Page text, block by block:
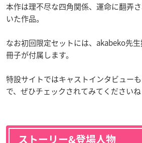
本作は理不尽な四角関係、運命に翻弄
いた作品。
なお初回限定セットには、akabeko先
冊子が付属します。
特設サイトではキャストインタビュー
で、ぜひチェックされてみてくださいね
ストーリー&登場人物